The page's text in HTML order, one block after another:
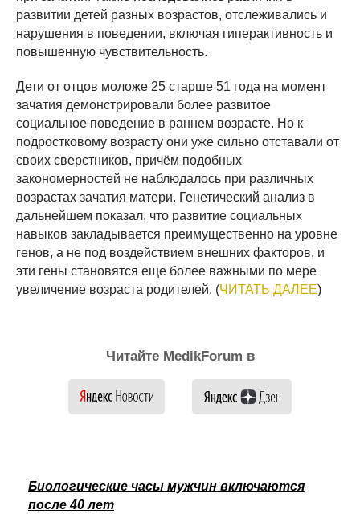
развитии детей разных возрастов, отслеживались и
нарушения в поведении, включая гиперактивность и
повышенную чувствительность.
Дети от отцов моложе 25 старше 51 года на момент
зачатия демонстрировали более развитое
социальное поведение в раннем возрасте. Но к
подростковому возрасту они уже сильно отставали от
своих сверстников, причём подобных
закономерностей не наблюдалось при различных
возрастах зачатия матери. Генетический анализ в
дальнейшем показал, что развитие социальных
навыков закладывается преимущественно на уровне
генов, а не под воздействием внешних факторов, и
эти гены становятся еще более важными по мере
увеличение возраста родителей. (ЧИТАТЬ ДАЛЕЕ)
Читайте MedikForum в
Биологические часы мужчин включаются
после 40 лет